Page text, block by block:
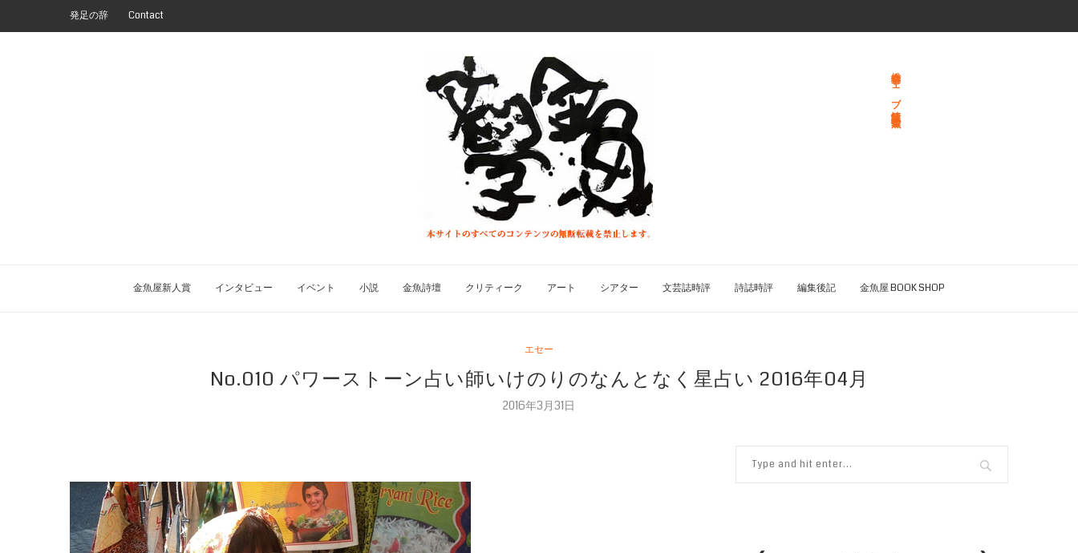
発足の辞 Contact
総合文学ウェブ情報誌 文学金魚
金魚屋新人賞 インタビュー イベント 小説 金魚詩壇 クリティーク アート シアター 文芸誌時評 詩誌時評 編集後記 金魚屋 BOOK SHOP
エセー
No.010 パワーストーン占い師いけのりのなんとなく星占い 2016年04月
2016年3月31日